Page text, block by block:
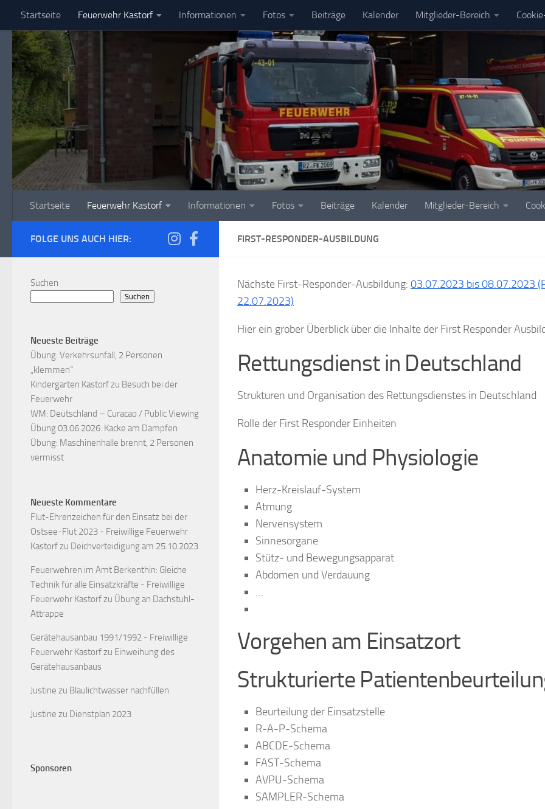
Zum Inhalt springen
Startseite Feuerwehr Kastorf Informationen Fotos Beiträge Kalender Mitglieder-Bereich
Startseite Feuerwehr Kastorf Informationen Fotos Beiträge Kalender Mitglieder-Bereich
FIRST-RESPONDER-AUSBILDUNG
Nächste First-Responder-Ausbildung: 03.07.2023 bis 08.07.2023
22.07.2023)
Hier ein grober Überblick über die Inhalte der First Responder
Rettungsdienst in Deutschland
Strukturen und Organisation des Rettungsdienstes in Deutschland
Rolle der First Responder Einheiten
Anatomie und Physiologie
Herz-Kreislauf-System
Atmung
Nervensystem
Sinnesorgane
Stütz- und Bewegungsapparat
Abdomen und Verdauung
…
Vorgehen am Einsatzort
Strukturierte
Beurteilung der Einsatzstelle
R-A-P-Schema
ABCDE-Schema
FAST-Schema
AVPU-Schema
SAMPLER-Schema
FOLGE UNS AUCH HIER:
Suchen
Suchen
Neueste Beiträge
Übung: Verkehrsunfall, 2 Personen
„klemmen“
Kindergarten Kastorf zu Besuch bei der
Feuerwehr
WM: Deutschland – Curacao / Public Viewing
Übung 03.06.2026: Kacke am Dampfen
Übung: Maschinenhalle brennt, 2 Personen
vermisst
Neueste Kommentare
Flut-Ehrenzeichen für den Einsatz bei der
Ostsee-Flut 2023 - Freiwillige Feuerwehr
Kastorfzu Deichverteidigung am 25.10.2023
Feuerwehren im Amt Berkenthin: Gleiche
Technik für alle Einsatzkräfte - Freiwillige
Feuerwehr Kastorfzu Übung an Dachstuhl-
Attrappe
Gerätehausanbau 1991/1992 - Freiwillige
Feuerwehr Kastorfzu Einweihung des
Gerätehausanbaus
Justine zu Blaulichtwasser nachfüllen
Justine zu Dienstplan 2023
Sponsoren